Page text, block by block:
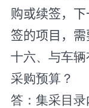
购或续签，
签的项目，需
十六、与车
采购预算？
答：集采目